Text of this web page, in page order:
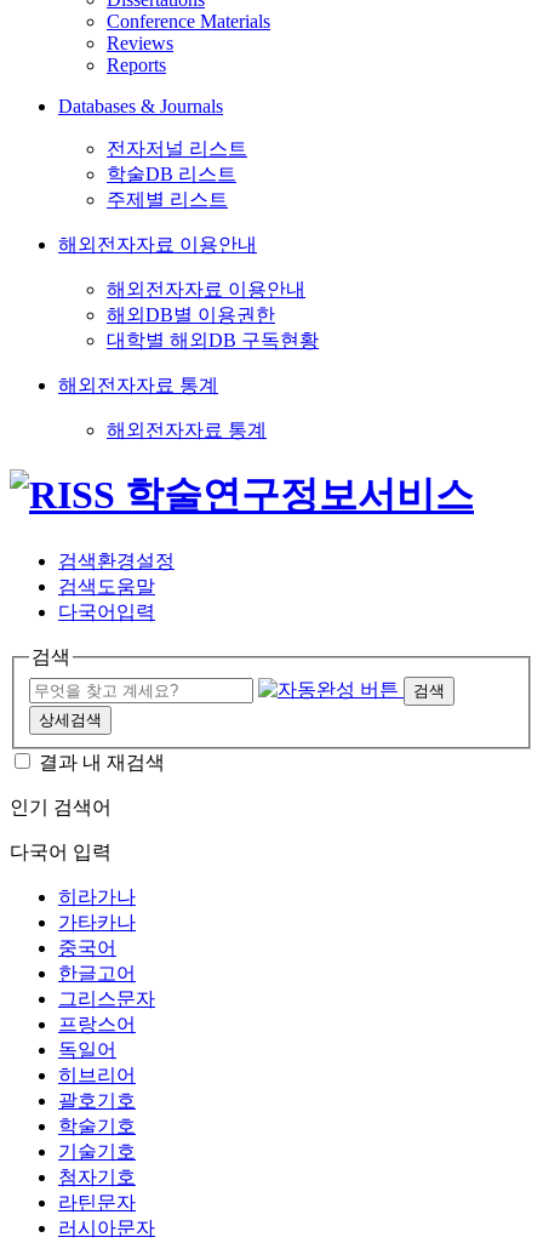
Conference Materials
Reviews
Reports
Databases & Journals
전자저널 리스트
학술DB 리스트
주제별 리스트
해외전자자료 이용안내
해외전자자료 이용안내
해외DB별 이용권한
대학별 해외DB 구독현황
해외전자자료 통계
해외전자자료 통계
검색환경설정
검색도움말
다국어입력
검색
검색
상세검색
결과 내 재검색
인기 검색어
다국어 입력
히라가나
가타카나
중국어
한글고어
그리스문자
프랑스어
독일어
히브리어
괄호기호
학술기호
기술기호
첨자기호
라틴문자
러시아문자